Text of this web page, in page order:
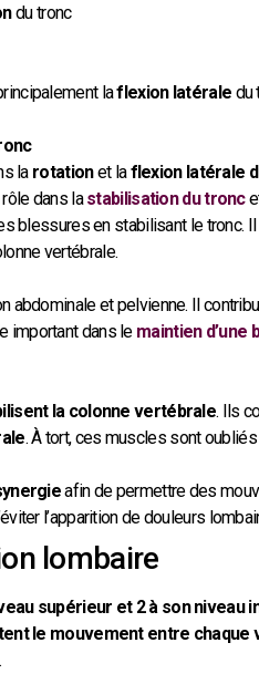
du tronc
laflexion latérale du
la rotationet laflexion latérale
dans lastabilisation du tronc
blessures en stabilisant le tronc.
vertébrale.
abdominale et pelvienne. Il
important dans le maintien d’une
la colonne vertébrale. Ils
. À tort, ces muscles sont
afin de permettre des
l’apparition de douleurs
lombaire
supérieur et 2 à son niveau
le mouvement entre chaque
.